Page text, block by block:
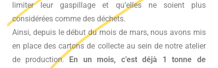
limiter leur gaspillage et qu’elles ne soient plus
considérées comme des déchets.
Ainsi, depuis le début du mois de mars, nous avons mis
en place des cartons de collecte au sein de notre atelier
de production. En un mois, c’est déjà 1 tonne de